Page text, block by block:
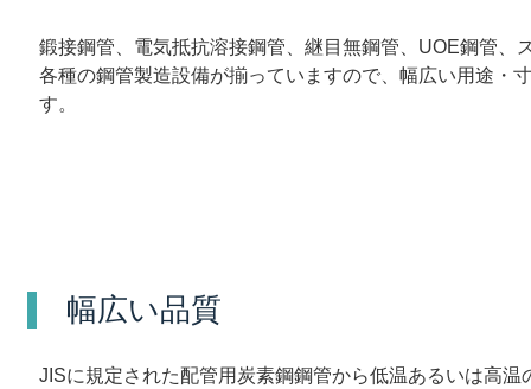
鍛接鋼管、電気抵抗溶接鋼管、継目無鋼管、UOE鋼管、
各種の鋼管製造設備が揃っていますので、幅広い用途・
す。
幅広い品質
JISに規定された配管用炭素鋼鋼管から低温あるいは高温